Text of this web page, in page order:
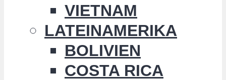
VIETNAM
LATEINAMERIKA
BOLIVIEN
COSTA RICA